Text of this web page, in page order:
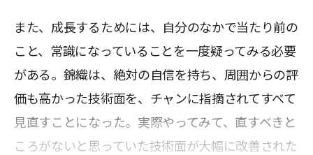
また、成長するためには、自分のなかで当たり前の
こと、常識になっていることを一度疑ってみる必要
がある。錦織は、絶対の自信を持ち、周囲からの評
価も高かった技術面を、チャンに指摘されてすべて
見直すことになった。実際やってみて、直すべきと
ころがないと思っていた技術面が大幅に改善された